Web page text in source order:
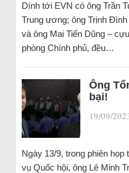
Dính tới EVN có ông Trần
Trung ương; ông Trịnh
và ông Mai Tiến Dũng –
phòng Chính phủ, đều…
Ông
bại!
19/09/
Ngày 13/9, trong phiên
vụ Quốc hội, ông Lê Minh